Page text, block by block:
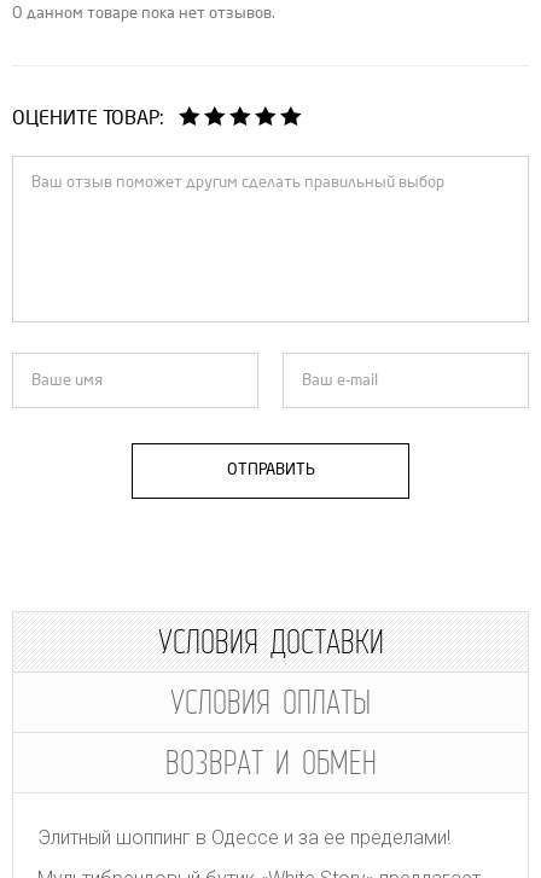
О данном товаре пока нет отзывов.
ОЦЕНИТЕ ТОВАР:
ОТПРАВИТЬ
УСЛОВИЯ ДОСТАВКИ
УСЛОВИЯ ОПЛАТЫ
ВОЗВРАТ И ОБМЕН
Элитный шоппинг в Одессе и за ее пределами!